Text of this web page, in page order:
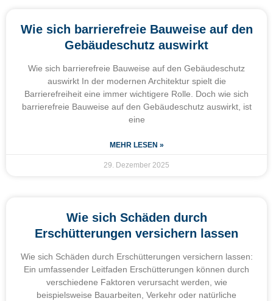
Wie sich barrierefreie Bauweise auf den
Gebäudeschutz auswirkt
Wie sich barrierefreie Bauweise auf den Gebäudeschutz
auswirkt In der modernen Architektur spielt die
Barrierefreiheit eine immer wichtigere Rolle. Doch wie sich
barrierefreie Bauweise auf den Gebäudeschutz auswirkt, ist
eine
MEHR LESEN »
29. Dezember 2025
Wie sich Schäden durch
Erschütterungen versichern lassen
Wie sich Schäden durch Erschütterungen versichern lassen:
Ein umfassender Leitfaden Erschütterungen können durch
verschiedene Faktoren verursacht werden, wie
beispielsweise Bauarbeiten, Verkehr oder natürliche